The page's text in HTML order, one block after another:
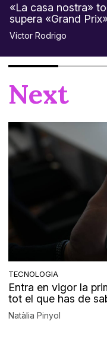
«La casa nostra»
supera «Grand
Víctor Rodrigo
Next
TECNOLOGIA
Entra en vigor la
tot el que has de
Natàlia Pinyol